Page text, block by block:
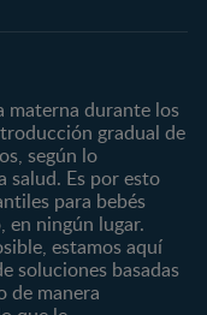
materna durante los
gradual de
según lo
salud. Es por esto
para bebés
en ningún lugar.
estamos aquí
soluciones basadas
de manera